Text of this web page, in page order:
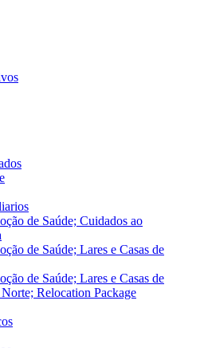
de Saúde; Cuidados ao
de Saúde; Lares e Casas de
de Saúde; Lares e Casas de
Relocation Package